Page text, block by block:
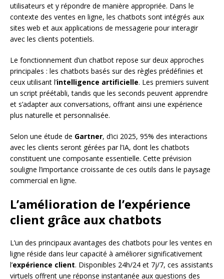
utilisateurs et y répondre de manière appropriée. Dans le
contexte des ventes en ligne, les chatbots sont intégrés aux
sites web et aux applications de messagerie pour interagir
avec les clients potentiels.
Le fonctionnement d’un chatbot repose sur deux approches
principales : les chatbots basés sur des règles prédéfinies et
ceux utilisant l’intelligence artificielle. Les premiers suivent
un script préétabli, tandis que les seconds peuvent apprendre
et s’adapter aux conversations, offrant ainsi une expérience
plus naturelle et personnalisée.
Selon une étude de Gartner, d’ici 2025, 95% des interactions
avec les clients seront gérées par l’IA, dont les chatbots
constituent une composante essentielle. Cette prévision
souligne l’importance croissante de ces outils dans le paysage
commercial en ligne.
L’amélioration de l’expérience
client grâce aux chatbots
L’un des principaux avantages des chatbots pour les ventes en
ligne réside dans leur capacité à améliorer significativement
l’expérience client. Disponibles 24h/24 et 7j/7, ces assistants
virtuels offrent une réponse instantanée aux questions des